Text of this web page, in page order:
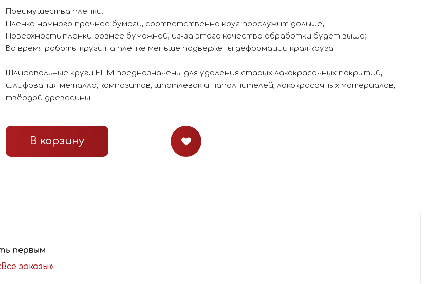
Преимущества пленки:
Пленка намного прочнее бумаги, соответственно круг прослужит дольше;
Поверхность пленки ровнее бумажной, из-за этого качество обработки будет выше;
Во время работы круги на пленке меньше подвержены деформации края круга.
Шлифовальные круги FILM предназначены для удаления старых лакокрасочных покрытий,
шлифования металла, композитов, шпатлевок и наполнителей, лакокрасочных материалов,
твёрдой древесины.
В корзину
первым
заказы»